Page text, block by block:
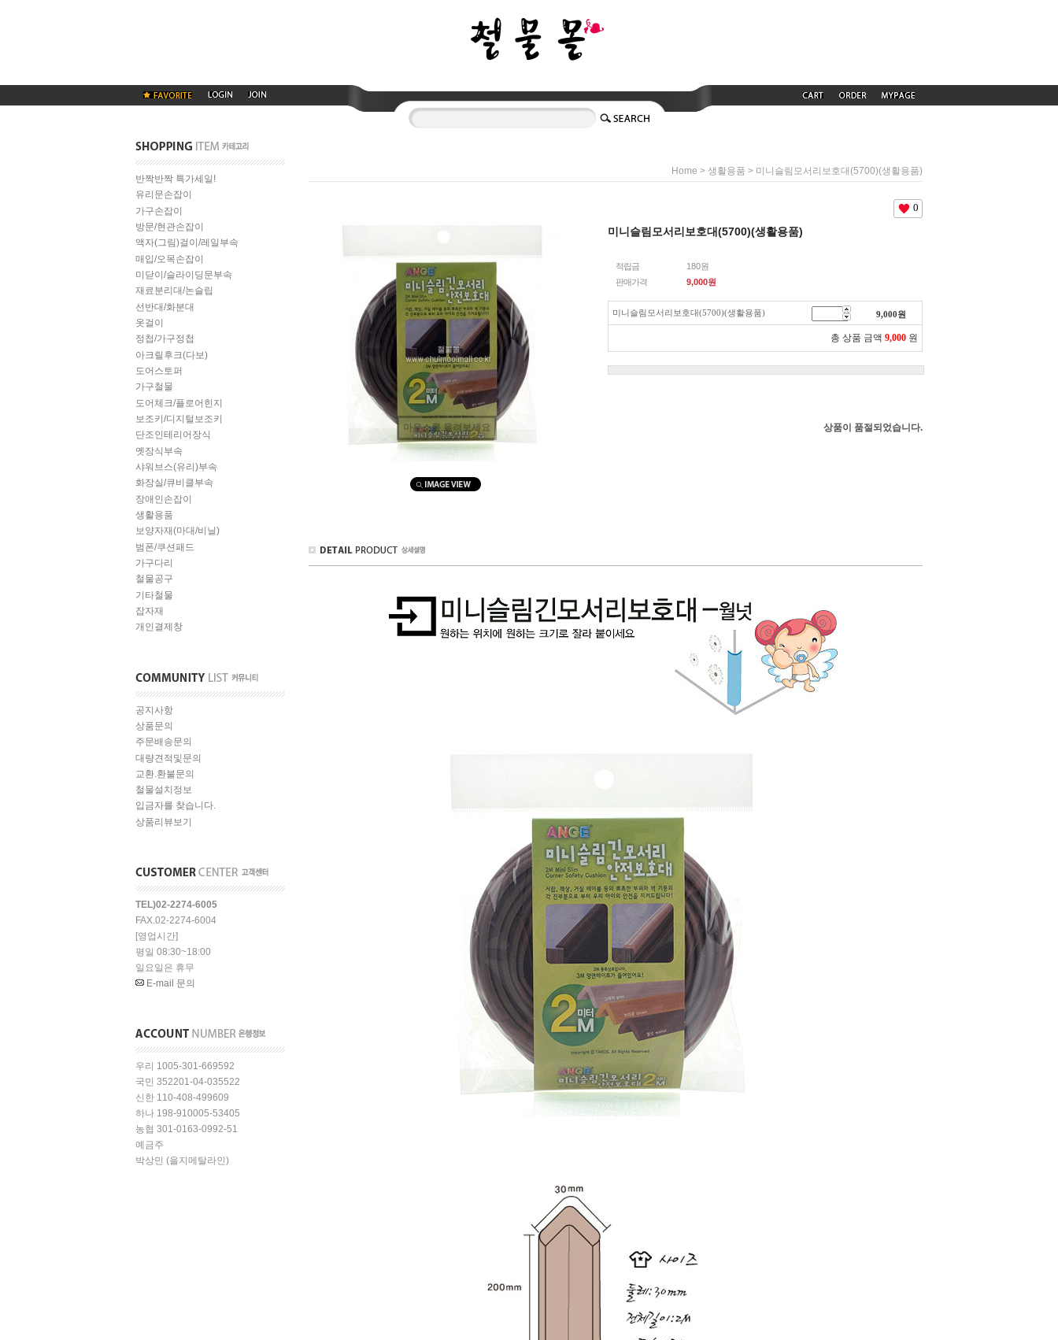
반짝반짝 특가세일!
유리문손잡이
가구손잡이
방문/현관손잡이
액자(그림)걸이/레일부속
매입/오목손잡이
미닫이/슬라이딩문부속
재료분리대/논슬립
선반대/화분대
옷걸이
정첩/가구정첩
아크릴후크(다보)
도어스토퍼
가구철물
도어체크/플로어힌지
보조키/디지털보조키
단조인테리어장식
옛장식부속
샤워브스(유리)부속
화장실/큐비클부속
장애인손잡이
생활용품
보양자재(마대/비닐)
범폰/쿠션패드
가구다리
철물공구
기타철물
잡자재
개인결제창
공지사항
상품문의
주문배송문의
대량견적및문의
교환.환불문의
철물설치정보
입금자를 찾습니다.
상품리뷰보기
TEL)02-2274-6005
FAX.02-2274-6004
[영업시간]
평일 08:30~18:00
일요일은 휴무
E-mail 문의
우리 1005-301-669592
국민 352201-04-035522
신한 110-408-499609
하나 198-910005-53405
농협 301-0163-0992-51
예금주
박상민 (을지메탈라인)
Home > 생활용품 > 미니슬림모서리보호대(5700)(생활용품)
마우스를 올려보세요
0
미니슬림모서리보호대(5700)(생활용품)
적립금
180원
판매가격
9,000원
미니슬림모서리보호대(5700)(생활용품) 9,000원
총 상품 금액 9,000 원
상품이 품절되었습니다.